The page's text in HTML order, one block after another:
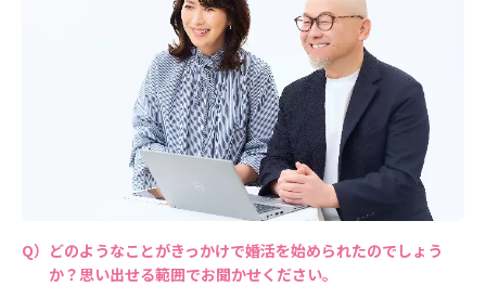
どのようなことがきっかけで婚活を始められたのでしょう
か？思い出せる範囲でお聞かせください。